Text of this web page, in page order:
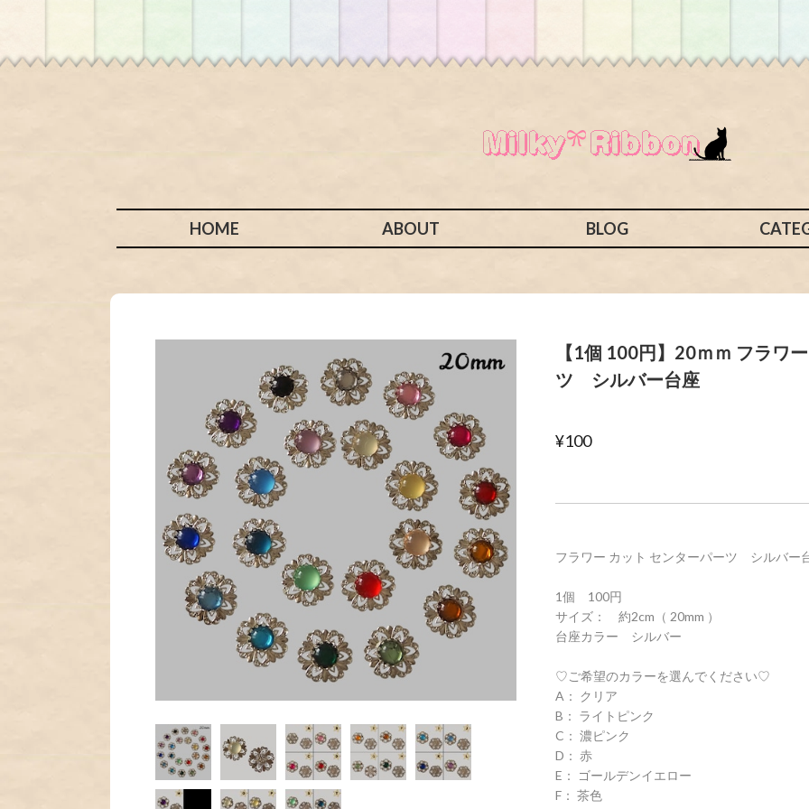
HOME ABOUT BLOG
【1個 100円】20ｍｍ フラワ
ツ シルバー台座
¥100
フラワー カット センターパーツ シルバー
1個 100円
サイズ： 約2cm（ 20mm ）
台座カラー シルバー
♡ご希望のカラーを選んでください♡
A： クリア
B： ライトピンク
C： 濃ピンク
D： 赤
E： ゴールデンイエロー
F： 茶色